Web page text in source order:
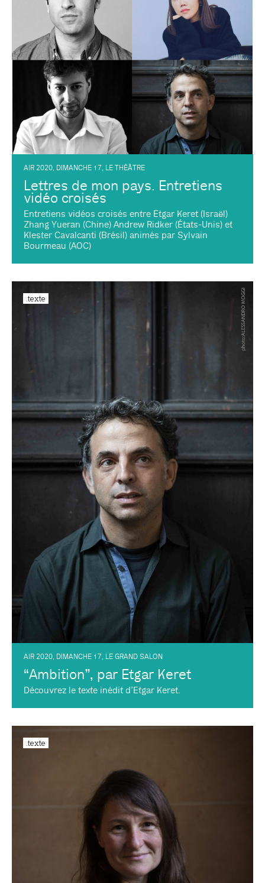
AIR 2020, DIMANCHE 17, LE THÉÂTRE
Lettres de mon pays. Entretiens
vidéo croisés
Entretiens vidéos croisés entre Etgar Keret (Israël)
Zhang Yueran (Chine) Andrew Ridker (États-Unis) et
Klester Cavalcanti (Brésil) animés par Sylvain
Bourmeau (AOC)
.texte
AIR 2020, DIMANCHE 17, LE GRAND SALON
“Ambition”, par Etgar Keret
Découvrez le texte inédit d’Etgar Keret.
.texte